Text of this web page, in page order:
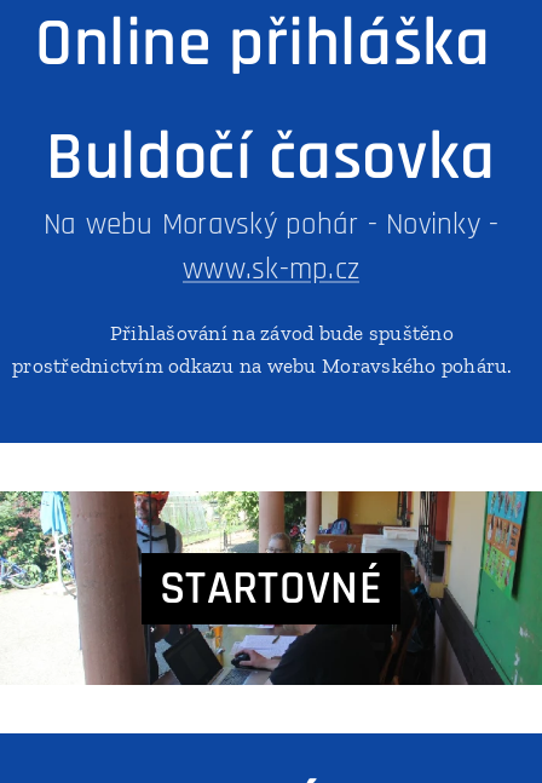
Online přihláška
Buldočí časovka
Na webu Moravský pohár - Novinky -
www.sk-mp.cz
Přihlašování na závod bude spuštěno
prostřednictvím odkazu na webu Moravského poháru.
STARTOVNÉ